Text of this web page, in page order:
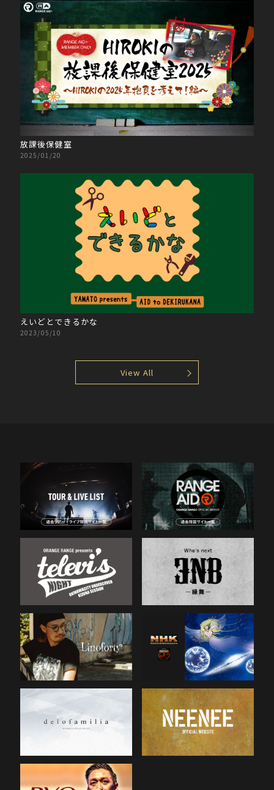
放課後保健室
2025/01/20
えいどとできるかな
2023/05/10
View All